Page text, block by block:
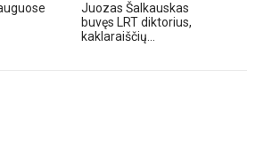
Juozas Šalkauskas
buvęs LRT diktorius,
kaklaraiščių...